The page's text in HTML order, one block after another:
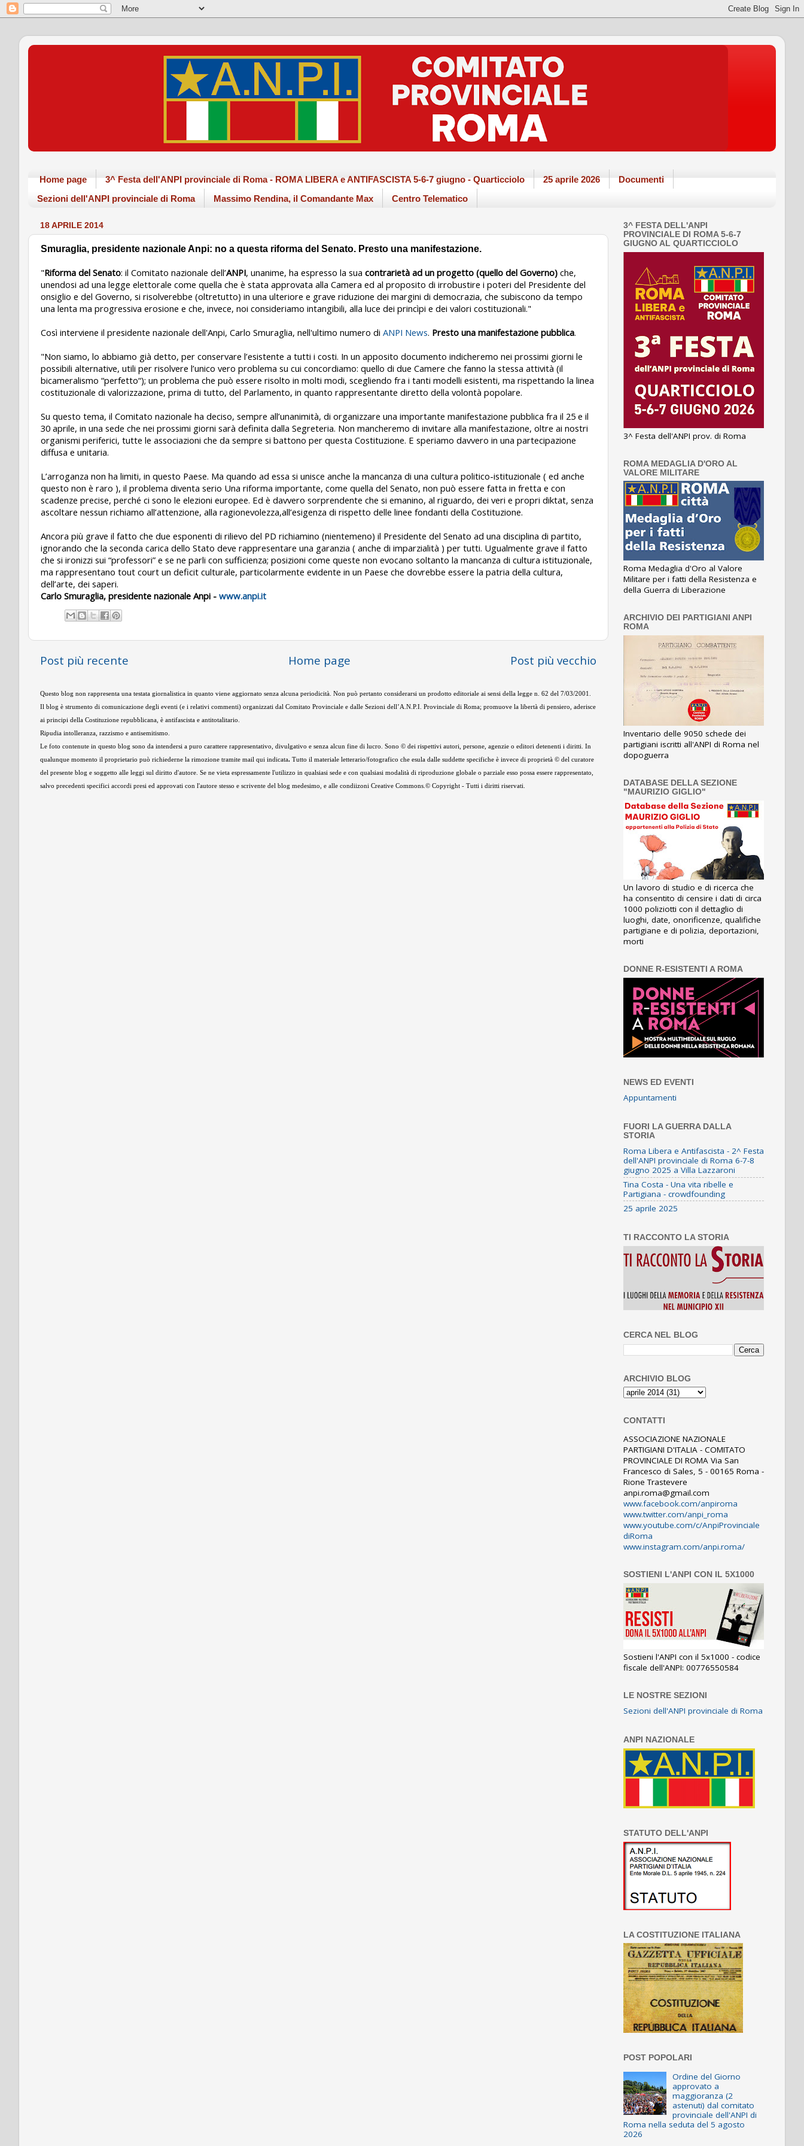
Home page 3^ Festa dell'ANPI provinciale di Roma - ROMA LIBERA e ANTIFASCISTA 5-6-7 giugno - Quarticciolo 25 aprile 2026
Documenti
Sezioni dell'ANPI provinciale di Roma
Massimo Rendina, il Comandante Max Centro Telematico
18 APRILE 2014
Smuraglia, presidente nazionale Anpi: no a questa riforma del Senato. Presto una manifestazione.
"Riforma del Senato: il Comitato nazionale dell’ANPI, unanime, ha espresso la sua contrarietà ad un progetto (quello del Governo) che,
unendosi ad una legge elettorale come quella che è stata approvata alla Camera ed al proposito di irrobustire i poteri del Presidente del
onsiglio e del Governo, si risolverebbe (oltretutto) in una ulteriore e grave riduzione dei margini di democrazia, che subiscono da tempo
una lenta ma progressiva erosione e che, invece, noi consideriamo intangibili, alla luce dei princìpi e dei valori costituzionali."
Così interviene il presidente nazionale dell'Anpi, Carlo Smuraglia, nell'ultimo numero di ANPI News. Presto una manifestazione pubblica.
"Non siamo, lo abbiamo già detto, per conservare l’esistente a tutti i costi. In un apposito documento indicheremo nei prossimi giorni le
possibili alternative, utili per risolvere l’unico vero problema su cui concordiamo: quello di due Camere che fanno la stessa attività (il
bicameralismo “perfetto“); un problema che può essere risolto in molti modi, scegliendo fra i tanti modelli esistenti, ma rispettando la linea
costituzionale di valorizzazione, prima di tutto, del Parlamento, in quanto rappresentante diretto della volontà popolare.
Su questo tema, il Comitato nazionale ha deciso, sempre all’unanimità, di organizzare una importante manifestazione pubblica fra il 25 e il
30 aprile, in una sede che nei prossimi giorni sarà definita dalla Segreteria. Non mancheremo di invitare alla manifestazione, oltre ai nostri
organismi periferici, tutte le associazioni che da sempre si battono per questa Costituzione. E speriamo davvero in una partecipazione
diffusa e unitaria.
L’arroganza non ha limiti, in questo Paese. Ma quando ad essa si unisce anche la mancanza di una cultura politico-istituzionale ( ed anche
questo non è raro ), il problema diventa serio Una riforma importante, come quella del Senato, non può essere fatta in fretta e con
scadenze precise, perché ci sono le elezioni europee. Ed è davvero sorprendente che si emanino, al riguardo, dei veri e propri diktat, senza
ascoltare nessun richiamo all’attenzione, alla ragionevolezza,all’esigenza di rispetto delle linee fondanti della Costituzione.
Ancora più grave il fatto che due esponenti di rilievo del PD richiamino (nientemeno) il Presidente del Senato ad una disciplina di partito,
ignorando che la seconda carica dello Stato deve rappresentare una garanzia ( anche di imparzialità ) per tutti. Ugualmente grave il fatto
che si ironizzi sui “professori” e se ne parli con sufficienza; posizioni come queste non evocano soltanto la mancanza di cultura istituzionale,
ma rappresentano tout court un deficit culturale, particolarmente evidente in un Paese che dovrebbe essere la patria della cultura,
dell’arte, dei saperi.
Carlo Smuraglia, presidente nazionale Anpi - www.anpi.it
Post più recente Post più vecchio
Home page
Questo blog non rappresenta una testata giornalistica in quanto viene aggiornato senza alcuna periodicità. Non può pertanto considerarsi un prodotto editoriale ai sensi della legge n. 62 del 7/03/2001.
Il blog è strumento di comunicazione degli eventi (e i relativi commenti) organizzati dal Comitato Provinciale e dalle Sezioni dell’A.N.P.I. Provinciale di Roma; promuove la libertà di pensiero, aderisce
ai principi della Costituzione repubblicana, è antifascista e antitotalitario.
Ripudia intolleranza, razzismo e antisemitismo.
Le foto contenute in questo blog sono da intendersi a puro carattere rappresentativo, divulgativo e senza alcun fine di lucro. Sono © dei rispettivi autori, persone, agenzie o editori detenenti i diritti. In
qualunque momento il proprietario può richiederne la rimozione tramite mail qui indicata. Tutto il materiale letterario/fotografico che esula dalle suddette specifiche è invece di proprietà © del curatore
del presente blog e soggetto alle leggi sul diritto d'autore. Se ne vieta espressamente l'utilizzo in qualsiasi sede e con qualsiasi modalità di riproduzione globale o parziale esso possa essere rappresentato,
salvo precedenti specifici accordi presi ed approvati con l'autore stesso e scrivente del blog medesimo, e alle condiizoni Creative Commons.© Copyright - Tutti i diritti riservati.
3^ FESTA DELL'ANPI
PROVINCIALE DI ROMA 5-6-7
GIUGNO AL QUARTICCIOLO
3^ Festa dell'ANPI prov. di Roma
ROMA MEDAGLIA D'ORO AL
VALORE MILITARE
Roma Medaglia d'Oro al Valore
Militare per i fatti della Resistenza e
della Guerra di Liberazione
ARCHIVIO DEI PARTIGIANI ANPI
ROMA
Inventario delle 9050 schede dei
partigiani iscritti all'ANPI di Roma nel
dopoguerra
DATABASE DELLA SEZIONE
"MAURIZIO GIGLIO"
Un lavoro di studio e di ricerca che
ha consentito di censire i dati di circa
1000 poliziotti con il dettaglio di
luoghi, date, onorificenze, qualifiche
partigiane e di polizia, deportazioni,
morti
DONNE R-ESISTENTI A ROMA
NEWS ED EVENTI
Appuntamenti
FUORI LA GUERRA DALLA
STORIA
Roma Libera e Antifascista - 2^ Festa
dell'ANPI provinciale di Roma 6-7-8
giugno 2025 a Villa Lazzaroni
Tina Costa - Una vita ribelle e
Partigiana - crowdfounding
25 aprile 2025
TI RACCONTO LA STORIA
CERCA NEL BLOG
ARCHIVIO BLOG
CONTATTI
ASSOCIAZIONE NAZIONALE
PARTIGIANI D'ITALIA - COMITATO
PROVINCIALE DI ROMA Via San
Francesco di Sales, 5 - 00165 Roma -
Rione Trastevere
anpi.roma@gmail.com
www.facebook.com/anpiroma
www.twitter.com/anpi_roma
www.youtube.com/c/AnpiProvinciale
diRoma
www.instagram.com/anpi.roma/
SOSTIENI L'ANPI CON IL 5X1000
Sostieni l'ANPI con il 5x1000 - codice
fiscale dell'ANPI: 00776550584
LE NOSTRE SEZIONI
Sezioni dell'ANPI provinciale di Roma
ANPI NAZIONALE
STATUTO DELL'ANPI
LA COSTITUZIONE ITALIANA
POST POPOLARI
Ordine del Giorno
approvato a
maggioranza (2
astenuti) dal comitato
provinciale dell'ANPI di
Roma nella seduta del 5 agosto
2026